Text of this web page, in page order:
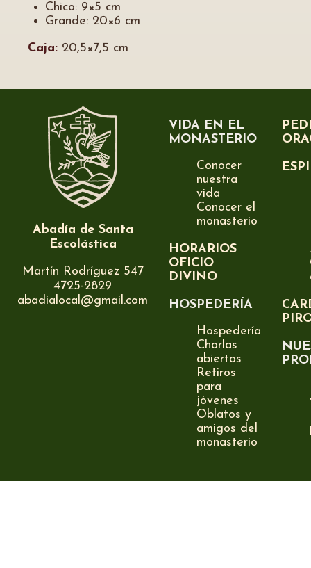
Chico: 9×5 cm
Grande: 20×6 cm
Caja: 20,5×7,5 cm
Abadía de Santa
Escolástica
Martín Rodríguez 547
4725-2829
abadialocal@gmail.com
VIDA EN EL
MONASTERIO
Conocer
nuestra
vida
Conocer el
monasterio
HORARIOS
OFICIO
DIVINO
HOSPEDERÍA
Hospedería
Charlas
abiertas
Retiros
para
jóvenes
Oblatos y
amigos del
monasterio